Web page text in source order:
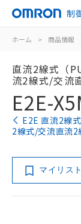
制
ホーム > 商品情報
直流2線式（
流2線式/交流
E2E-
E2E 直流2線
2線式/交流直流2
マイリス